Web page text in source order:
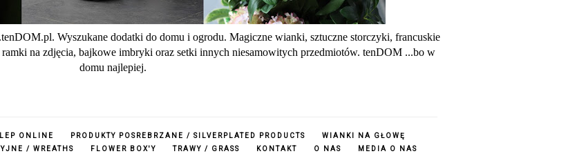
Wyszukane dodatki do domu i ogrodu. Magiczne wianki, sztuczne storczyki, francuskie
na zdjęcia, bajkowe imbryki oraz setki innych niesamowitych przedmiotów. tenDOM ...bo w
domu najlepiej.
ONLINE PRODUKTY POSREBRZANE / SILVERPLATED PRODUCTS
WIANKI NA GŁOWĘ
/ WREATHS FLOWER BOX'Y TRAWY / GRASS KONTAKT O NAS MEDIA O NAS